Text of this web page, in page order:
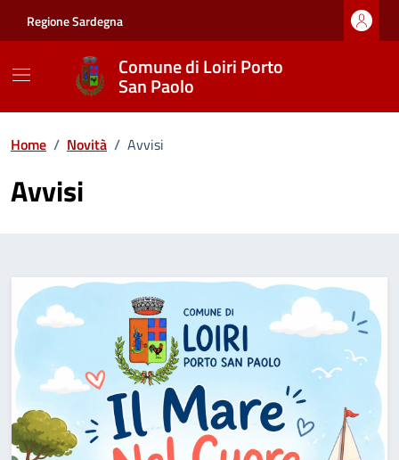
Regione Sardegna
Comune di Loiri Porto
San Paolo
Home / Novità / Avvisi
Avvisi